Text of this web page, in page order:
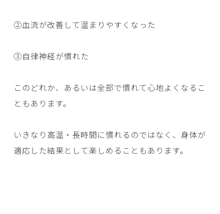
②血流が改善して温まりやすくなった
③自律神経が慣れた
このどれか、あるいは全部で慣れて心地よくなるこ
ともあります。
いきなり高温・長時間に慣れるのではなく、身体が
適応した結果として楽しめることもあります。